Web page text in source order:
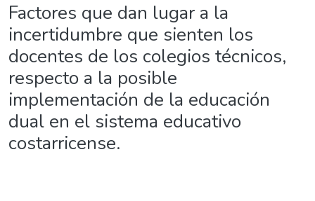
Factores que dan lugar a la
incertidumbre que sienten los
docentes de los colegios técnicos,
respecto a la posible
implementación de la educación
dual en el sistema educativo
costarricense.